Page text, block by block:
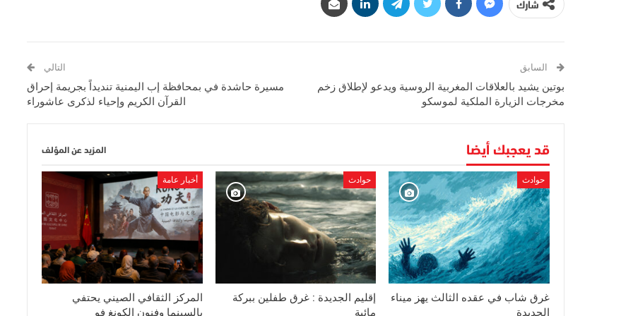
شارك
السابق
بوتين يشيد بالعلاقات المغربية الروسية ويدعو لإطلاق زخم
مخرجات الزيارة الملكية لموسكو
التالي
مسيرة حاشدة في بمحافظة إب اليمنية تنديداً بجريمة إحراق
القرآن الكريم وإحياء لذكرى عاشوراء
قد يعجبك أيضا المزيد عن المؤلف
حوادث
غرق شاب في عقده الثالث يهز ميناء
الجديدة
حوادث
إقليم الجديدة : غرق طفلين ببركة
مائية
أخبار عامة
المركز الثقافي الصيني يحتفي
بالسينما وفنون الكونغ فو